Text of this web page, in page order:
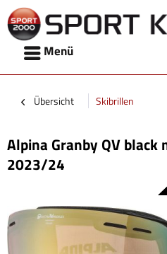
Menü
Übersicht Skibrillen
Alpina Granby QV
2023/24